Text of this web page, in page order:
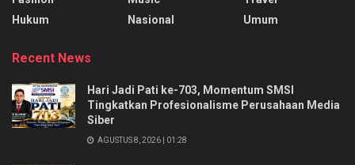
Hukum
Nasional
Umum
Recent News
Hari Jadi Pati ke-703, Momentum SMSI
Tingkatkan Profesionalisme Perusahaan Media
Siber
AGUSTUS 8, 2026 | 01:28